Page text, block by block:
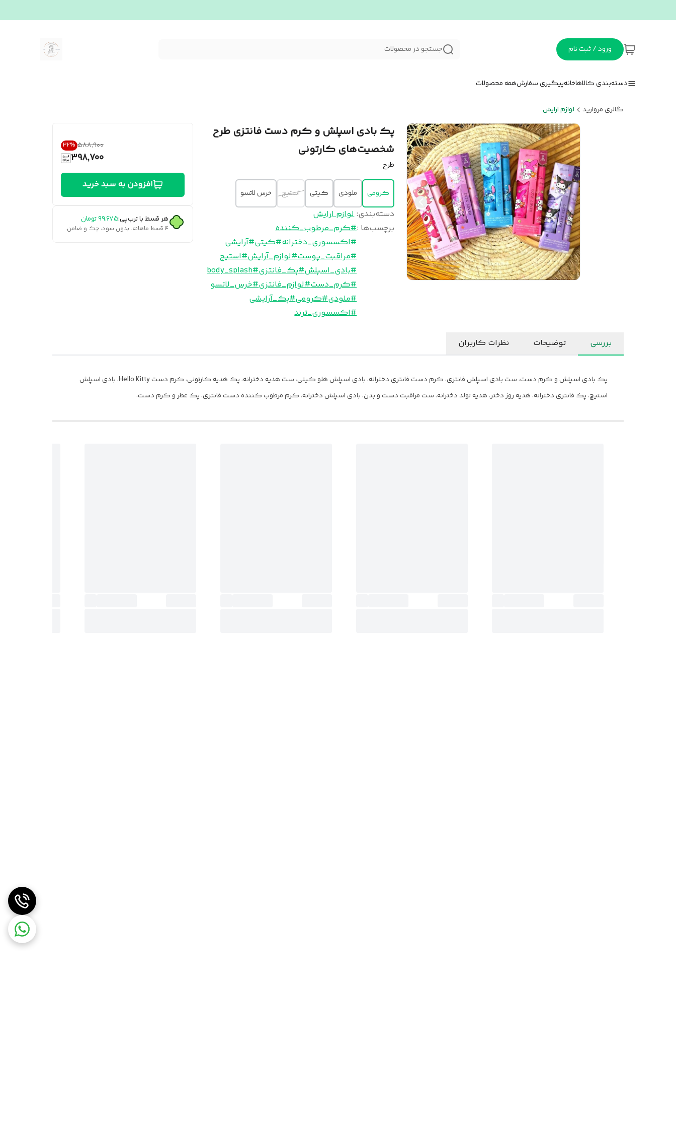
ورود / ثبت نام جستجو در محصولات
دسته‌بندی کالاهاخانهپیگیری سفارشهمه محصولات
گالری مروارید لوازم ارایش
پک بادی اسپلش و کرم دست فانتزی طرح
شخصیت‌های کارتونی
طرح
کرومی ملودی کیتی استیج خرس لاتسو
دسته‌بندی:لوازم ارایش
برچسب‌ها :#کرم_مرطوب_کننده
#اکسسوری_دخترانه#کیتی#آرایشی
#مراقبت_پوست#لوازم_آرایش#استیج
#بادی_اسپلش#پک_فانتزی#body_splash
#کرم_دست#لوازم_فانتزی#خرس_لاتسو
#ملودی#کرومی#پک_آرایشی
#اکسسوری_ترند
۵۸۸٬۹۰۰ 32%
398,700
افزودن به سبد خرید
هر قسط با ترب‌پی:۹۹٬۶۷۵تومان
۴ قسط ماهانه. بدون سود، چک و ضامن.
بررسی توضیحات نظرات کاربران
پک بادی اسپلش و کرم دست، ست بادی اسپلش فانتزی، کرم دست فانتزی دخترانه، بادی اسپلش هلو کیتی، ست هدیه دخترانه، پک هدیه کارتونی، کرم دست Hello Kitty، بادی اسپلش
استیچ، پک فانتزی دخترانه، هدیه روز دختر، هدیه تولد دخترانه، ست مراقبت دست و بدن، بادی اسپلش دخترانه، کرم مرطوب کننده دست فانتزی، پک عطر و کرم دست.